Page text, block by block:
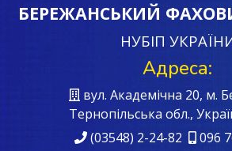
БЕРЕЖАНСЬКИЙ
НУБІП
Адреса:
вул. Академічна 20, м.
Тернопільська обл.,
(03548) 2-24-82
096